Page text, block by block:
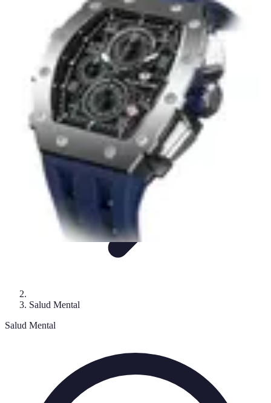
Estilo de VidaNutriciónInmunidad Salud Inmunológica
Consejos Salud
Salud Mental
Salud Mental